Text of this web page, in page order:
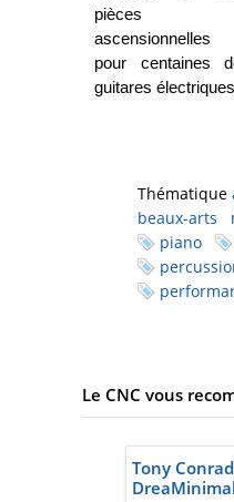
pièces
ascensionnelles
pour centaines
guitares
Thématique
beaux-arts
piano
Le CNC vous
Tony